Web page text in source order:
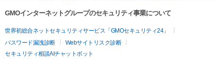
GMOインターネットグループのセキュリティ事業について
世界初総合ネットセキュリティサービス「GMOセキュリティ24」
パスワード漏洩診断
Webサイトリスク診断
セキュリティ相談AIチャットボット